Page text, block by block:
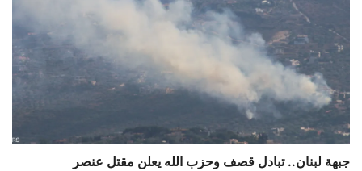
جبهة لبنان.. تبادل قصف وحزب الله يعلن مقتل عنصر